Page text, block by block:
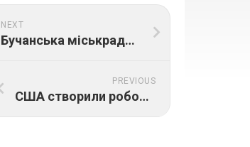
NEXT
Бучанська міськрада показала, як відновили будинок, зруйнований росіянами у березні
PREVIOUS
США створили робочу групу щодо відновлення української інфраструктури